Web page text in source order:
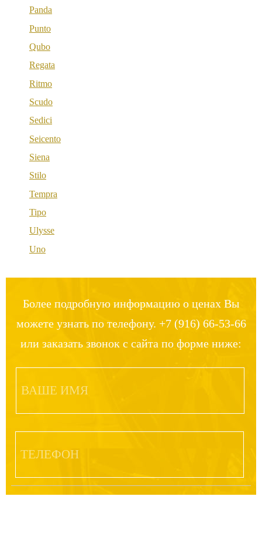
Panda
Punto
Qubo
Regata
Ritmo
Scudo
Sedici
Seicento
Siena
Stilo
Tempra
Tipo
Ulysse
Uno
Более подробную информацию о ценах Вы
можете узнать по телефону. +7 (916) 66-53-66
или заказать звонок с сайта по форме ниже: